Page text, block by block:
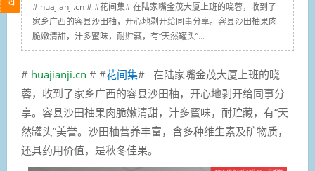
# huajianji.cn # #花间集# 在陆家嘴金茂大厦上班的晓蓉，收到了
家乡广西的容县沙田柚，开心地剥开给同事分享。容县沙田柚果肉
脆嫩清甜，汁多蜜味，耐贮藏，有“天然罐头”...
# huajianji.cn # #花间集# 在陆家嘴金茂大厦上班的晓
蓉，收到了家乡广西的容县沙田柚，开心地剥开给同事分
享。容县沙田柚果肉脆嫩清甜，汁多蜜味，耐贮藏，有“天
然罐头”美誉。沙田柚营养丰富，含多种维生素及矿物质，
还具药用价值，是秋冬佳果。